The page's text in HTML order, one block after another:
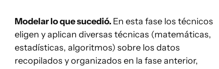
Modelar lo que sucedió. En esta fase los técnicos
eligen y aplican diversas técnicas (matemáticas,
estadísticas, algoritmos) sobre los datos
recopilados y organizados en la fase anterior,